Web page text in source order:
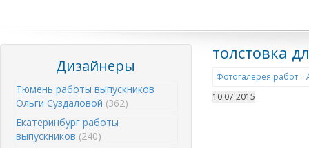
Дизайнеры
Тюмень работы выпускников
Ольги Суздаловой (362)
Екатеринбург работы
выпускников (240)
толстовка
Фотогалерея работ::
10.07.2015